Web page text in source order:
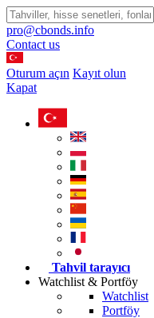
pro@cbonds.info
Contact us
Oturum açın Kayıt olun
Kapat
Tahvil tarayıcı
Watchlist & Portföy
Watchlist
Portföy